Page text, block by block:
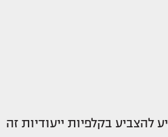
להצביע בקלפיות ייעודיות זה